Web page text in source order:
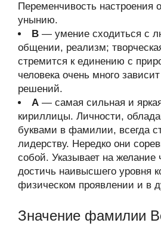
Переменчивость настроения
унынию.
В — умение сходиться с
общении, реализм;
стремится к единению с
человека очень много
решений.
А — самая сильная и
кириллицы. Личности,
буквами в фамилии, всегда
лидерству. Нередко они
собой. Указывает на желание
достичь наивысшего уровня
физическом проявлении и в
Значение фамилии